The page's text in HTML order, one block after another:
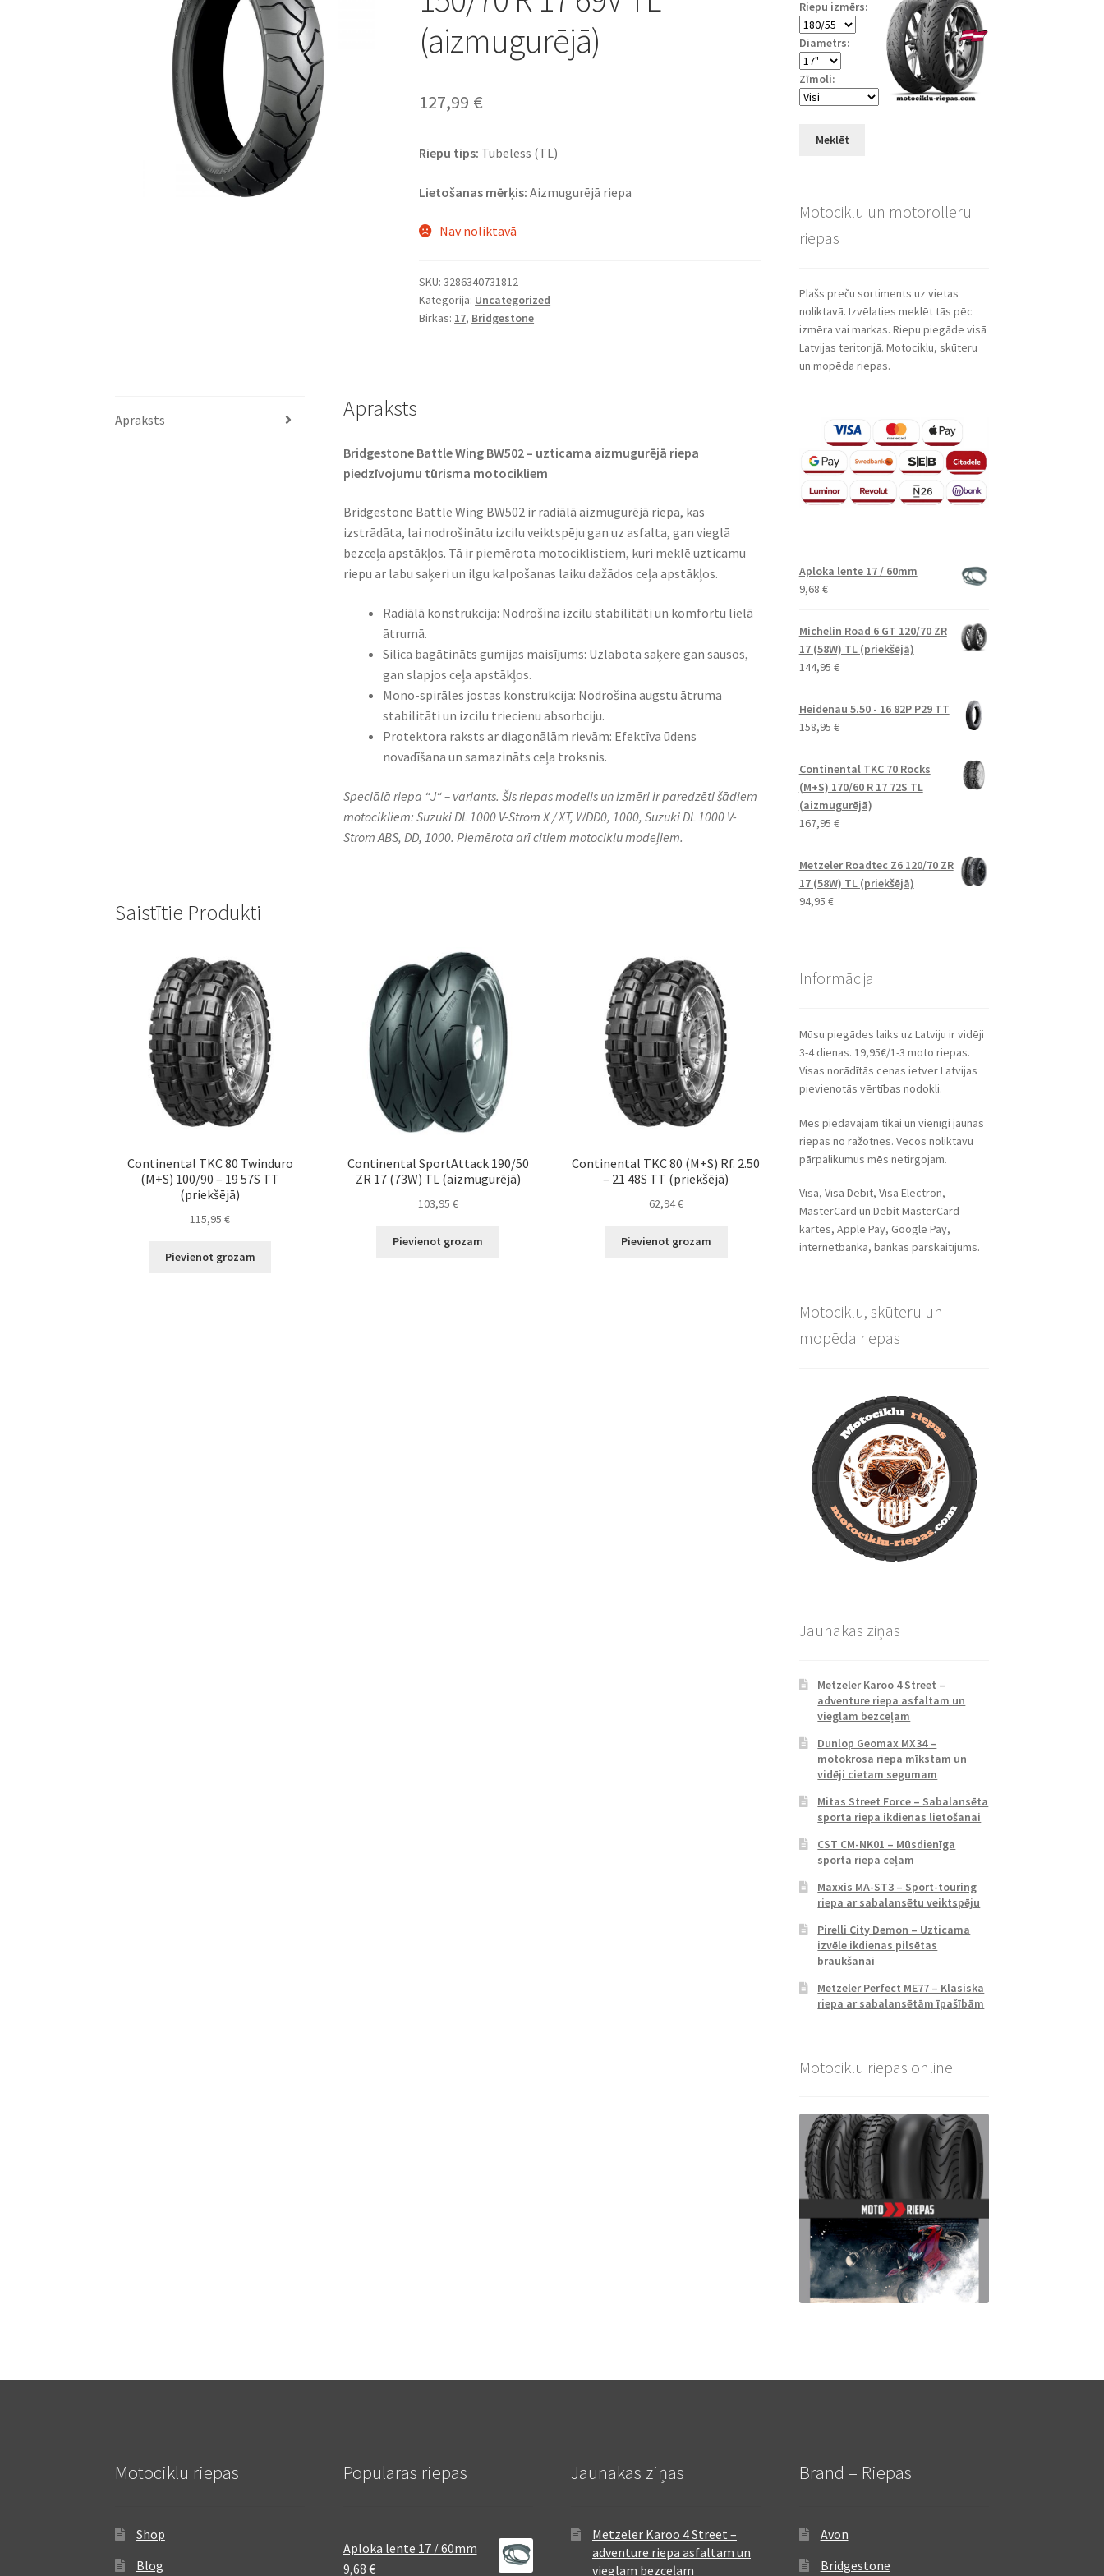
(aizmugurējā)
127,99 €
Riepu tips: Tubeless (TL)
Lietošanas mērķis: Aizmugurējā riepa
Nav noliktavā
SKU:3286340731812
Kategorija: Uncategorized
Birkas: 17, Bridgestone
Apraksts Apraksts
Bridgestone Battle Wing BW502 – uzticama aizmugurējā riepa
piedzīvojumu tūrisma motocikliem​
Bridgestone Battle Wing BW502 ir radiālā aizmugurējā riepa, kas
izstrādāta, lai nodrošinātu izcilu veiktspēju gan uz asfalta, gan vieglā
bezceļa apstākļos. Tā ir piemērota motociklistiem, kuri meklē uzticamu
riepu ar labu saķeri un ilgu kalpošanas laiku dažādos ceļa apstākļos.​
Radiālā konstrukcija: Nodrošina izcilu stabilitāti un komfortu lielā
ātrumā.​
Silica bagātināts gumijas maisījums: Uzlabota saķere gan sausos,
gan slapjos ceļa apstākļos.​
Mono-spirāles jostas konstrukcija: Nodrošina augstu ātruma
stabilitāti un izcilu triecienu absorbciju.​
Protektora raksts ar diagonālām rievām: Efektīva ūdens
novadīšana un samazināts ceļa troksnis.​
Speciālā riepa “J“ – variants. Šis riepas modelis un izmēri ir paredzēti šādiem
motocikliem: Suzuki DL 1000 V-Strom X / XT, WDD0, 1000, Suzuki DL 1000 V-
Strom ABS, DD, 1000. Piemērota arī citiem motociklu modeļiem.
Saistītie Produkti
Continental TKC 80 Twinduro
(M+S) 100/90 – 19 57S TT
(priekšējā)
115,95€
Pievienot grozam
Continental SportAttack 190/50
ZR 17 (73W) TL (aizmugurējā)
103,95 €
Pievienot grozam
Continental TKC 80 (M+S) Rf. 2.50
– 21 48S TT (priekšējā)
62,94€
Pievienot grozam
Riepu izmērs:
Diametrs:
Zīmoli:
Meklēt
Motociklu un motorolleru
riepas
Plašs preču sortiments uz vietas
noliktavā. Izvēlaties meklēt tās pēc
izmēra vai markas. Riepu piegāde visā
Latvijas teritorijā. Motociklu, skūteru
un mopēda riepas.
Aploka lente 17 / 60mm
9,68 €
Michelin Road 6 GT 120/70 ZR
17 (58W) TL (priekšējā)
144,95 €
Heidenau 5.50 - 16 82P P29 TT
158,95 €
Continental TKC 70 Rocks
(M+S) 170/60 R 17 72S TL
(aizmugurējā)
167,95 €
Metzeler Roadtec Z6 120/70 ZR
17 (58W) TL (priekšējā)
94,95 €
Informācija
Mūsu piegādes laiks uz Latviju ir vidēji
3-4 dienas. 19,95€/1-3 moto riepas.
Visas norādītās cenas ietver Latvijas
pievienotās vērtības nodokli.
Mēs piedāvājam tikai un vienīgi jaunas
riepas no ražotnes. Vecos noliktavu
pārpalikumus mēs netirgojam.
Visa, Visa Debit, Visa Electron,
MasterCard un Debit MasterCard
kartes, Apple Pay, Google Pay,
internetbanka, bankas pārskaitījums.
Motociklu, skūteru un
mopēda riepas
Jaunākās ziņas
Metzeler Karoo 4 Street –
adventure riepa asfaltam un
vieglam bezceļam
Dunlop Geomax MX34 –
motokrosa riepa mīkstam un
vidēji cietam segumam
Mitas Street Force – Sabalansēta
sporta riepa ikdienas lietošanai
CST CM-NK01 – Mūsdienīga
sporta riepa ceļam
Maxxis MA-ST3 – Sport-touring
riepa ar sabalansētu veiktspēju
Pirelli City Demon – Uzticama
izvēle ikdienas pilsētas
braukšanai
Metzeler Perfect ME77 – Klasiska
riepa ar sabalansētām īpašībām
Motociklu riepas online
Motociklu riepas
Shop
Blog
Populāras riepas
Aploka lente 17 / 60mm
9,68 €
Jaunākās ziņas
Metzeler Karoo 4 Street –
adventure riepa asfaltam un
vieglam bezceļam
Brand – Riepas
Avon
Bridgestone